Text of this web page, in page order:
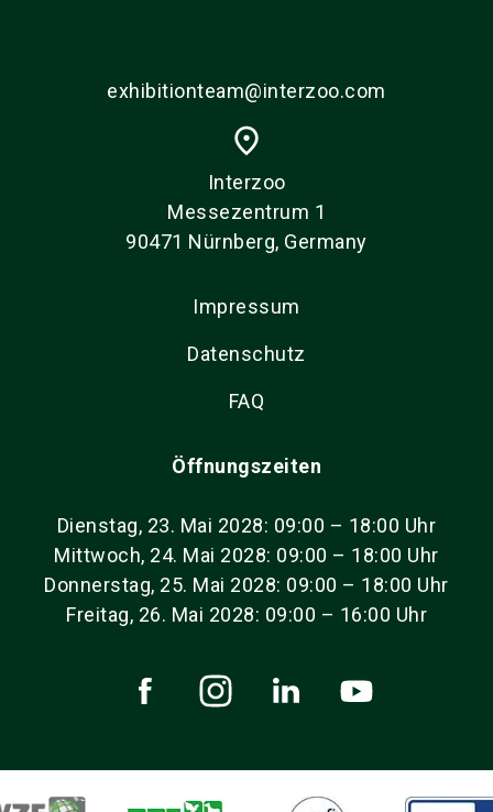
exhibitionteam@interzoo.com
place
Interzoo
Messezentrum 1
90471 Nürnberg, Germany
Impressum
Datenschutz
FAQ
Öffnungszeiten
Dienstag, 23. Mai 2028: 09:00 – 18:00 Uhr
Mittwoch, 24. Mai 2028: 09:00 – 18:00 Uhr
Donnerstag, 25. Mai 2028: 09:00 – 18:00 Uhr
Freitag, 26. Mai 2028: 09:00 – 16:00 Uhr